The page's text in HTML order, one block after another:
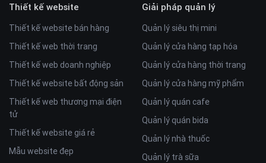
Thiết kế website
Thiết kế website bán hàng
Thiết kế web thời trang
Thiết kế web doanh nghiệp
Thiết kế website bất động sản
Thiết kế web thương mại điện
tử
Thiết kế website giá rẻ
Mẫu website đẹp
Giải pháp quản lý
Quản lý siêu thị mini
Quản lý cửa hàng tạp hóa
Quản lý cửa hàng thời trang
Quản lý cửa hàng mỹ phẩm
Quản lý quán cafe
Quản lý quán bida
Quản lý nhà thuốc
Quản lý trà sữa